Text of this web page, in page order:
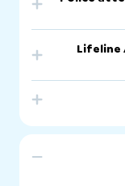
Lifeline